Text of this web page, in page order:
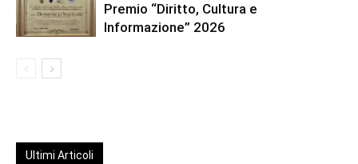
Premio “Diritto, Cultura e
Informazione” 2026
Ultimi Articoli